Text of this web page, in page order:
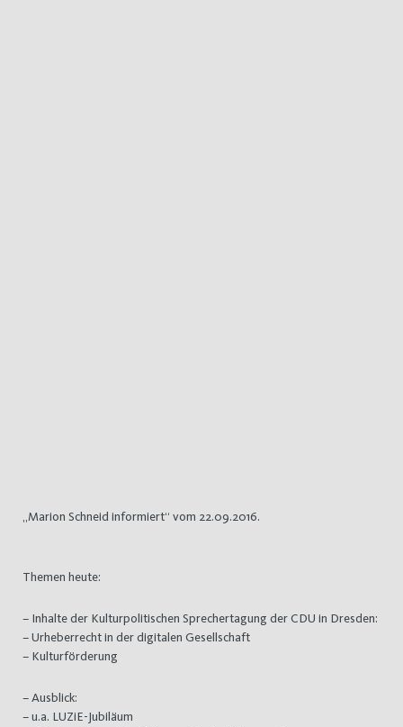
„Marion Schneid informiert“ vom 22.09.2016.
Themen heute:
– Inhalte der Kulturpolitischen Sprechertagung der CDU in Dresden:
– Urheberrecht in der digitalen Gesellschaft
– Kulturförderung
– Ausblick:
– u.a. LUZiE-Jubiläum